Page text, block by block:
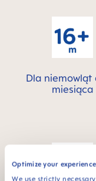
Optimize your experience
We use strictly
Dla niemowląt
miesiąca